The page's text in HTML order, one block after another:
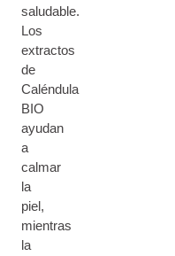
saludable.
Los
extractos
de
Caléndula
BIO
ayudan
a
calmar
la
piel,
mientras
la